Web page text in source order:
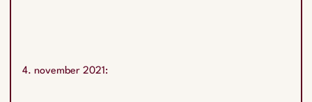
4. november 2021: